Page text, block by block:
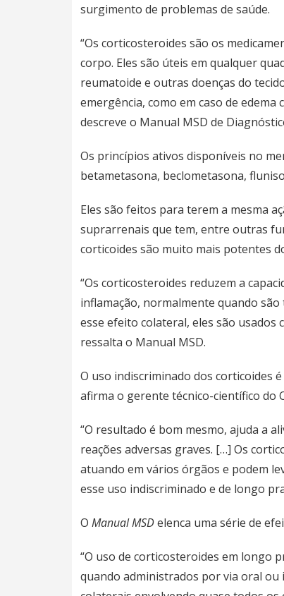
surgimento de problemas de saúde.
“Os corticosteroides são os
corpo. Eles são úteis em qualquer
reumatoide e outras doenças do
emergência, como em caso de edema
descreve o Manual MSD de
Os princípios ativos disponíveis no
betametasona, beclometasona,
Eles são feitos para terem a mesma
suprarrenais que tem, entre outras
corticoides são muito mais potentes
“Os corticosteroides reduzem a
inflamação, normalmente quando
esse efeito colateral, eles são usados
ressalta o Manual MSD.
O uso indiscriminado dos corticoides
afirma o gerente técnico-científico do
“O resultado é bom mesmo, ajuda a
reações adversas graves. […] Os
atuando em vários órgãos e podem
esse uso indiscriminado e de longo
O Manual MSDelenca uma série de
“O uso de corticosteroides em longo
quando administrados por via oral